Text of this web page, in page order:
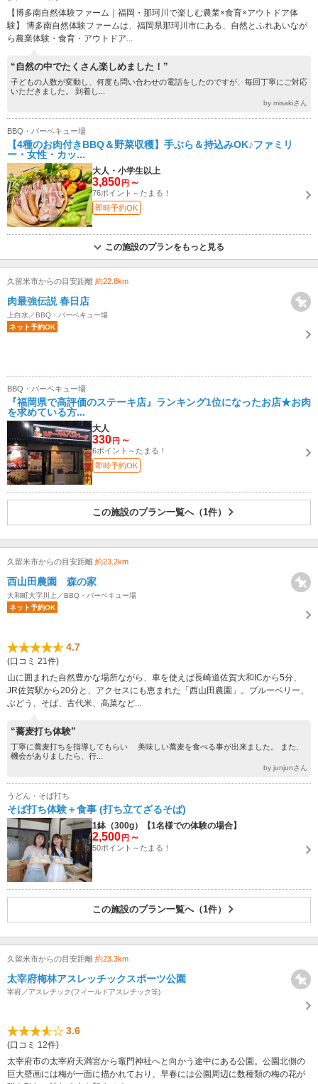
【博多南自然体験ファーム｜福岡・那珂川で楽しむ農業×食育×アウトドア体
験】 博多南自然体験ファームは、福岡県那珂川市にある、自然とふれあいなが
ら農業体験・食育・アウトドア...
“自然の中でたくさん楽しめました！”
子どもの人数が変動し、何度も問い合わせの電話をしたのですが、毎回丁寧にご対応
いただきました。 到着し...
by misakiさん
BBQ・バーベキュー場
【4種のお肉付きBBQ＆野菜収穫】手ぶら＆持込みOK♪ファミリ
ー・女性・カッ...
大人・小学生以上
3,850 円 ～
76ポイント～たまる！
即時予約OK
この施設のプランをもっと見る
久留米市からの目安距離 約22.8km
肉最強伝説 春日店
上白水／BBQ・バーベキュー場
ネット予約OK
BBQ・バーベキュー場
『福岡県で高評価のステーキ店』ランキング1位になったお店★お肉
を求めている方...
大人
330 円 ～
6ポイント～たまる！
即時予約OK
この施設のプラン一覧へ（1件）
久留米市からの目安距離 約23.2km
西山田農園 森の家
大和町大字川上／BBQ・バーベキュー場
ネット予約OK
4.7
(口コミ 21件)
山に囲まれた自然豊かな場所ながら、車を使えば長崎道佐賀大和ICから5分、
JR佐賀駅から20分と、アクセスにも恵まれた「西山田農園」。ブルーベリー、
ぶどう、そば、古代米、高菜など...
“蕎麦打ち体験”
丁寧に蕎麦打ちを指導してもらい 美味しい蕎麦を食べる事が出来ました。 また、
機会がありましたら、行...
by junjunさん
うどん・そば打ち
そば打ち体験＋食事 (打ち立てざるそば)
1鉢（300g）【1名様での体験の場合】
2,500 円 ～
50ポイント～たまる！
この施設のプラン一覧へ（1件）
久留米市からの目安距離 約23.3km
太宰府梅林アスレッチックスポーツ公園
宰府／アスレチック(フィールドアスレチック等)
3.6
(口コミ 12件)
太宰府市の太宰府天満宮から竈門神社へと向かう途中にある公園。公園北側の
巨大壁画には梅が一面に描かれており、早春には公園周辺に数種類の梅の花が